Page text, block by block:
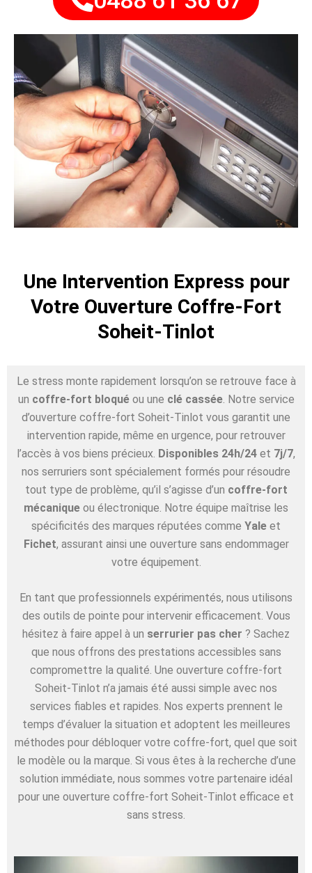
Une Intervention Express pour
Votre Ouverture Coffre-Fort
Soheit-Tinlot
Le stress monte rapidement lorsqu’on se retrouve face à
un coffre-fort bloquéou une clé cassée. Notre service
d’ouverture coffre-fort Soheit-Tinlot vous garantit une
intervention rapide, même en urgence, pour retrouver
l’accès à vos biens précieux. Disponibles 24h/24 et 7j/7,
nos serruriers sont spécialement formés pour résoudre
tout type de problème, qu’il s’agisse d’un coffre-fort
mécanique ou électronique. Notre équipe maîtrise les
spécificités des marques réputées comme Yale et
Fichet, assurant ainsi une ouverture sans endommager
votre équipement.
En tant que professionnels expérimentés, nous utilisons
des outils de pointe pour intervenir efficacement. Vous
hésitez à faire appel à un serrurier pas cher ? Sachez
que nous offrons des prestations accessibles sans
compromettre la qualité. Une ouverture coffre-fort
Soheit-Tinlot n’a jamais été aussi simple avec nos
services fiables et rapides. Nos experts prennent le
temps d’évaluer la situation et adoptent les meilleures
méthodes pour débloquer votre coffre-fort, quel que soit
le modèle ou la marque. Si vous êtes à la recherche d’une
solution immédiate, nous sommes votre partenaire idéal
pour une ouverture coffre-fort Soheit-Tinlot efficace et
sans stress.